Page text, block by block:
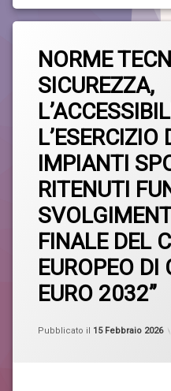
NORME
SICUREZZA,
L’ESERCIZIO
IMPIANTI
RITENUTI
FINALE DEL
EUROPEO DI
EURO 2032”
Pubblicato il 15 Febbraio 2026
Norme
Tecniche
Sicurezza
un
commento
su
NORME
TECNICHE
PER
L’ACCESSIBILITÀ
E
L’ESERCIZIO
DEGLI
IMPIANTI
SPORTIVI
RITENUTI
FUNZIONALI
ALLO
SVOLGIMENTO
DEL